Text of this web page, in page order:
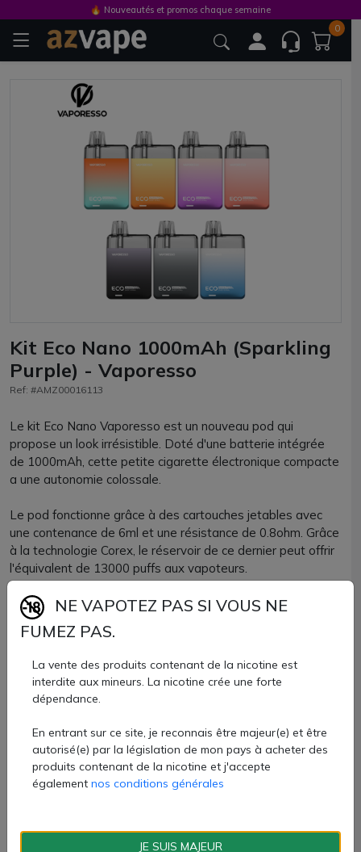
0
Kit Eco Nano 1000mAh (Sparkling
Purple) - Vaporesso
Ref: #AMZ00016113
Le kit Eco Nano Vaporesso est un nouveau pod qui
propose un look irrésistible. Doté d'une batterie intégrée
de 1000mAh, cette petite cigarette électronique compacte
a une autonomie colossale.
Le pod fonctionne grâce à des cartouches jetables avec
une contenance de 6ml et une résistance de 0.8ohm. Grâce
à la technologie Corex, le réservoir de ce dernier peut offrir
l'équivalent de 13000 puffs aux vapoteurs.
Le kit Eco nano propose un design innovant et tendance
avec une version full metal.
Ce kit Eco Nano Vaporesso contient :
1 batterie Eco Nano
1 cartouche de 0.8ohm
1 manuel d'utilisation
Attention, le câble USB-C n'est pas fourni
10,70 €
Quantité
🔥 Nouveautés et promos chaque semaine
NE VAPOTEZ PAS SI VOUS NE
FUMEZ PAS.
La vente des produits contenant de la nicotine est
interdite aux mineurs. La nicotine crée une forte
dépendance.
En entrant sur ce site, je reconnais être majeur(e) et être
autorisé(e) par la législation de mon pays à acheter des
produits contenant de la nicotine et j'accepte
également nos conditions générales
JE SUIS MAJEUR